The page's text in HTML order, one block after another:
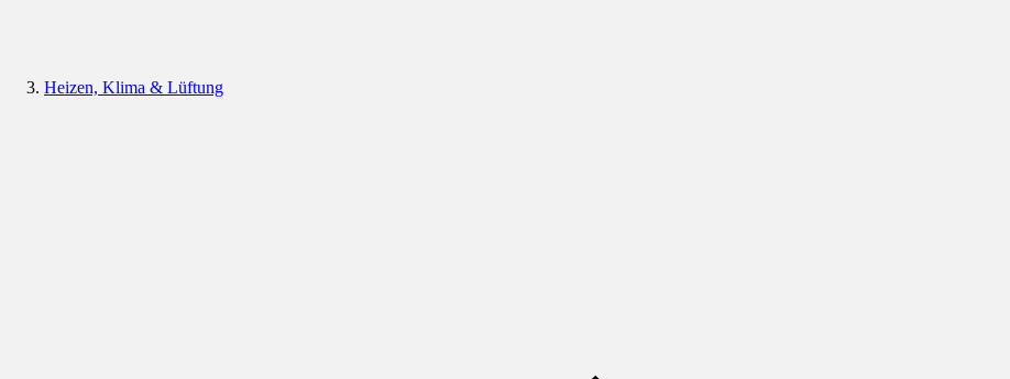
Heizen, Klima & Lüftung